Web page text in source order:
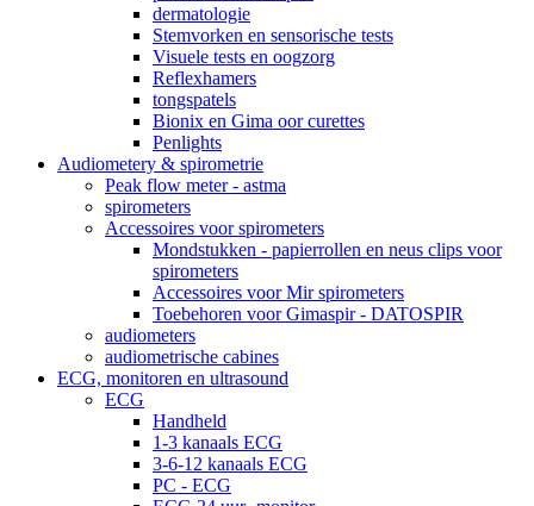
dermatologie
Stemvorken en sensorische tests
Visuele tests en oogzorg
Reflexhamers
tongspatels
Bionix en Gima oor curettes
Penlights
Audiometery & spirometrie
Peak flow meter - astma
spirometers
Accessoires voor spirometers
Mondstukken - papierrollen en neus clips voor
spirometers
Accessoires voor Mir spirometers
Toebehoren voor Gimaspir - DATOSPIR
audiometers
audiometrische cabines
ECG, monitoren en ultrasound
ECG
Handheld
1-3 kanaals ECG
3-6-12 kanaals ECG
PC - ECG